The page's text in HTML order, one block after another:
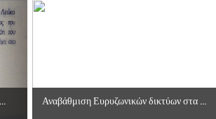
Αναβάθμιση Ευρυζωνικών δικτύων στα ...